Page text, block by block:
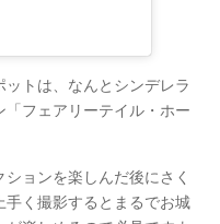
トは、なんとシンデレラ
フェアリーテイル・ホー
ョンを楽しんだ後にさく
手く撮影するとまるでお城